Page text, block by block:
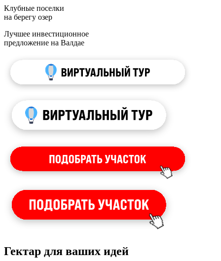
Клубные поселки
на берегу озер
Лучшее инвестиционное
предложение на Валдае
Гектар для ваших идей